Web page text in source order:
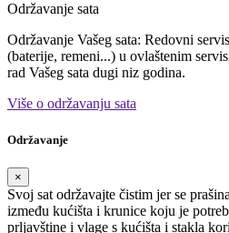
Održavanje sata
Održavanje Vašeg sata: Redovni
(baterije, remeni...) u ovlaštenim
rad Vašeg sata dugi niz godina.
Više o održavanju sata
Održavanje
×
Svoj sat održavajte čistim jer se
između kućišta i krunice koju je
prljavštine i vlage s kućišta i stakla